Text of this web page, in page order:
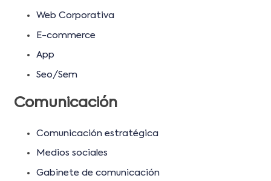
Web Corporativa
E-commerce
App
Seo/Sem
Comunicación
Comunicación estratégica
Medios sociales
Gabinete de comunicación